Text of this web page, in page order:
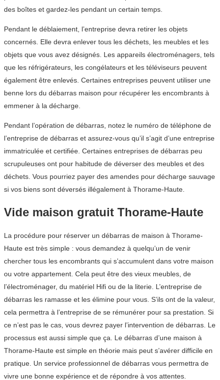
des boîtes et gardez-les pendant un certain temps.
Pendant le déblaiement, l’entreprise devra retirer les objets
concernés. Elle devra enlever tous les déchets, les meubles et les
objets que vous avez désignés. Les appareils électroménagers, tels
que les réfrigérateurs, les congélateurs et les téléviseurs peuvent
également être enlevés. Certaines entreprises peuvent utiliser une
benne lors du débarras maison pour récupérer les encombrants à
emmener à la décharge.
Pendant l’opération de débarras, notez le numéro de téléphone de
l’entreprise de débarras et assurez-vous qu’il s’agit d’une entreprise
immatriculée et certifiée. Certaines entreprises de débarras peu
scrupuleuses ont pour habitude de déverser des meubles et des
déchets. Vous pourriez payer des amendes pour décharge sauvage
si vos biens sont déversés illégalement à Thorame-Haute.
Vide maison gratuit Thorame-Haute
La procédure pour réserver un débarras de maison à Thorame-
Haute est très simple : vous demandez à quelqu’un de venir
chercher tous les encombrants qui s’accumulent dans votre maison
ou votre appartement. Cela peut être des vieux meubles, de
l’électroménager, du matériel Hifi ou de la literie. L’entreprise de
débarras les ramasse et les élimine pour vous. S’ils ont de la valeur,
cela permettra à l’entreprise de se rémunérer pour sa prestation. Si
ce n’est pas le cas, vous devrez payer l’intervention de débarras. Le
processus est aussi simple que ça. Le débarras d’une maison à
Thorame-Haute est simple en théorie mais peut s’avérer difficile en
pratique. Un service professionnel de débarras vous permettra de
vivre une bonne expérience et de répondre à vos attentes.